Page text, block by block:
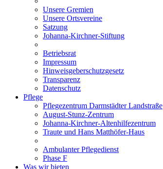
Unsere Gremien
Unsere Ortsvereine
Satzung
Johanna-Kirchner-Stiftung
Betriebsrat
Impressum
Hinweisgeberschutzgesetz
Transparenz
Datenschutz
Pflege
Pflegezentrum Darmstädter Landstraße
August-Stunz-Zentrum
Johanna-Kirchner-Altenhilfezentrum
Traute und Hans Matthöfer-Haus
Ambulanter Pflegedienst
Phase F
Was wir bieten